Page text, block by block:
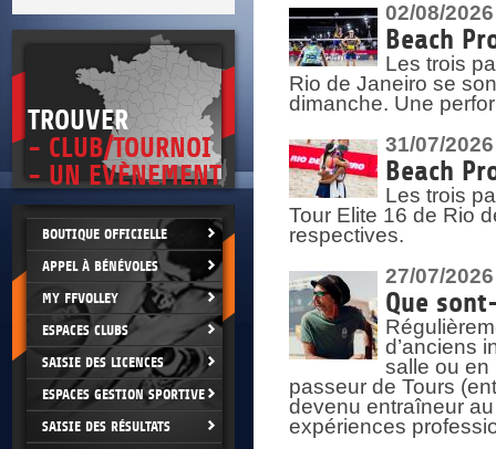
TROUVER
- CLUB/TOURNOI
- UN EVÈNEMENT
BOUTIQUE OFFICIELLE
APPEL À BÉNÉVOLES
MY FFVOLLEY
ESPACES CLUBS
SAISIE DES LICENCES
ESPACES GESTION SPORTIVE
SAISIE DES RÉSULTATS
02/08/2026
Beach
Les trois
Rio de Janeiro se
dimanche. Une
31/07/2026
Beach
Les trois
Tour Elite 16 de Rio
respectives.
27/07/2026
Que
d’anciens
salle ou en
passeur de Tours
devenu entraîneur
expériences